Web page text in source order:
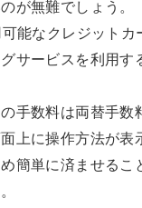
が無難でしょう。
能なクレジットカ
サービスを利用す
手数料は両替手数
上に操作方法が表
簡単に済ませるこ